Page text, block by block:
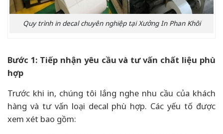
Quy trình in decal chuyên nghiệp tại Xưởng In Phan Khôi
Bước 1: Tiếp nhận yêu cầu và tư vấn chất liệu phù
hợp
Trước khi in, chúng tôi lắng nghe nhu cầu của khách
hàng và tư vấn loại decal phù hợp. Các yếu tố được
xem xét bao gồm: